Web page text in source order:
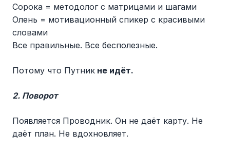
Сорока = методолог с матрицами и шагами
Олень = мотивационный спикер с красивыми
словами
Все правильные. Все бесполезные.
Потому что Путник не идёт.
2. Поворот
Появляется Проводник. Он не даёт карту. Не
даёт план. Не вдохновляет.